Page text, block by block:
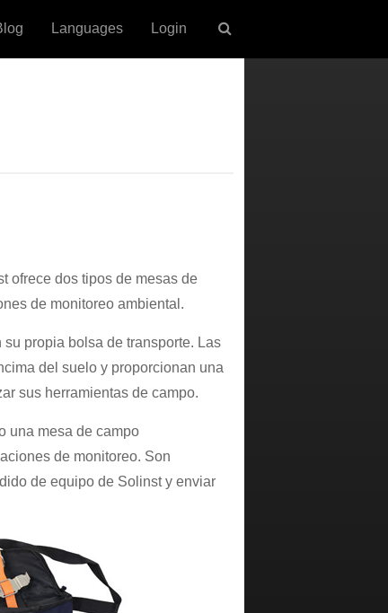
Languages Login
ofrece dos tipos de mesas de
de monitoreo ambiental.
propia bolsa de transporte. Las
del suelo y proporcionan una
sus herramientas de campo.
una mesa de campo
de monitoreo. Son
de equipo de Solinst y enviar